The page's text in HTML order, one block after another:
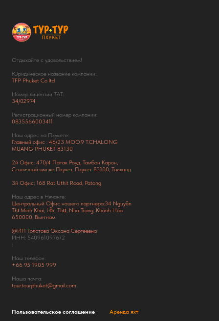
Отдыхайте с удовольствием!
Юридическое название компании:
TFP Phuket Co ltd
Номер лицензии ТАТ:
34/02974
Регистрационный номер компании:
0835566003411
Наш адрес на Пхукете:
Главный офис : 46/23 MOO.9 T.CHALONG
MUANG PHUKET 83130
2й Офис: 470/4 Патак Роуд, Тамбон Карон,
Столичный ампхе Пхукет, Пхукет 83100, Таиланд
3й Офис: 168 Rat Uthit Road, Patong
Наш адрес в Нячанге:
Центральный Офис нашего партнера:34 Nguyễn
Thị Minh Khai, Lộc Thọ, Nha Trang, Khánh Hòa
650000, Вьетнам
@ИП Толстова Оксана Сергеевна
ИНН: 540961097672
:
Наш телефон:
+66 95 1905 999
Наша почта:
tour.tour.phuket@gmail.com
Пользовательское соглашение Аренда яхт